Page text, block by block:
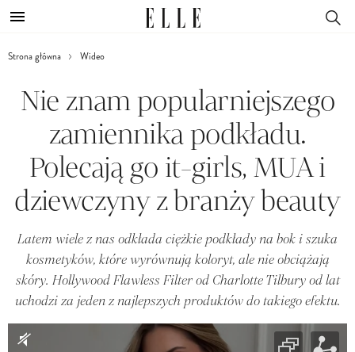
Strona główna Wideo
Nie znam popularniejszego
zamiennika podkładu.
Polecają go it-girls, MUA i
dziewczyny z branży beauty
Latem wiele z nas odkłada ciężkie podkłady na bok i szuka
kosmetyków, które wyrównują koloryt, ale nie obciążają
skóry. Hollywood Flawless Filter od Charlotte Tilbury od lat
uchodzi za jeden z najlepszych produktów do takiego efektu.